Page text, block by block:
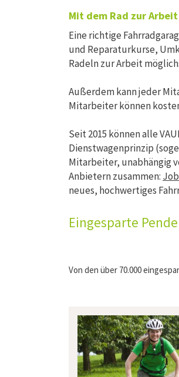
Mit dem Rad zur Arbeit
Eine richtige
und Reparaturkurse,
Radeln zur Arbeit
Außerdem kann jeder
Mitarbeiter können
Seit 2015 können alle
Dienstwagenprinzip
Mitarbeiter, unabhängig
Anbietern zusammen:
neues, hochwertiges
Eingesparte
Von den über 70.000